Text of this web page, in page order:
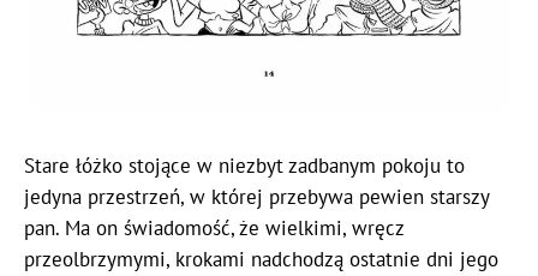
Stare łóżko stojące w niezbyt zadbanym pokoju to
jedyna przestrzeń, w której przebywa pewien starszy
pan. Ma on świadomość, że wielkimi, wręcz
przeolbrzymymi, krokami nadchodzą ostatnie dni jego